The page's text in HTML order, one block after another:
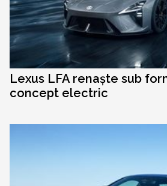
Lexus LFA renaște sub
concept electric